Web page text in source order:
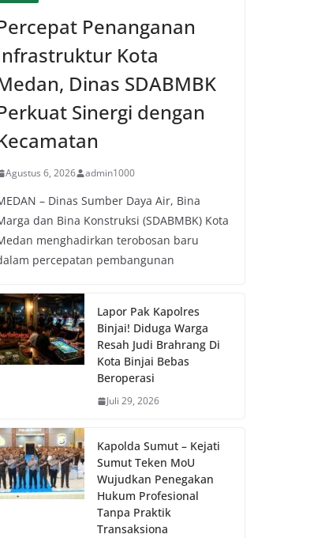
Penanganan
Kota
Dinas SDABMBK
Sinergi dengan
Agustus 6, 2026 admin1000
– Dinas Sumber Daya Air, Bina
dan Bina Konstruksi (SDABMBK) Kota
menghadirkan terobosan baru
percepatan pembangunan
Lapor Pak Kapolres
Binjai! Diduga Warga
Resah Judi Brahrang Di
Kota Binjai Bebas
Beroperasi
Juli 29, 2026
Kapolda Sumut – Kejati
Sumut Teken MoU
Wujudkan Penegakan
Hukum Profesional
Tanpa Praktik
Transaksiona